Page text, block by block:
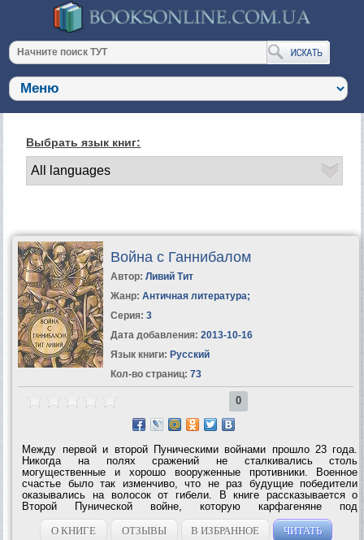
Выбрать язык книг:
Война с Ганнибалом
Автор: Ливий Тит
Жанр: Античная литература;
Серия: 3
Дата добавления: 2013-10-16
Язык книги: Русский
Кол-во страниц: 73
0
Между первой и второй Пуническими войнами прошло 23 года.
Никогда на полях сражений не сталкивались столь
могущественные и хорошо вооруженные противники. Военное
счастье было так изменчиво, что не раз будущие победители
оказывались на волосок от гибели. В книге рассказывается о
Второй Пунической войне, которую карфагеняне под
предводительством великого полководца Ганнибала вели против
римского народа. Этой книгой зачитывались...
О КНИГЕ ОТЗЫВЫ В ИЗБРАННОЕ ЧИТАТЬ